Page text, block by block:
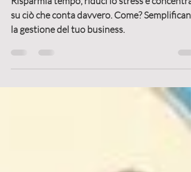
Risparmia tempo, riduci lo stress e
su ciò che conta davvero. Come?